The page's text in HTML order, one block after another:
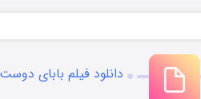
دانلود فیلم بابای